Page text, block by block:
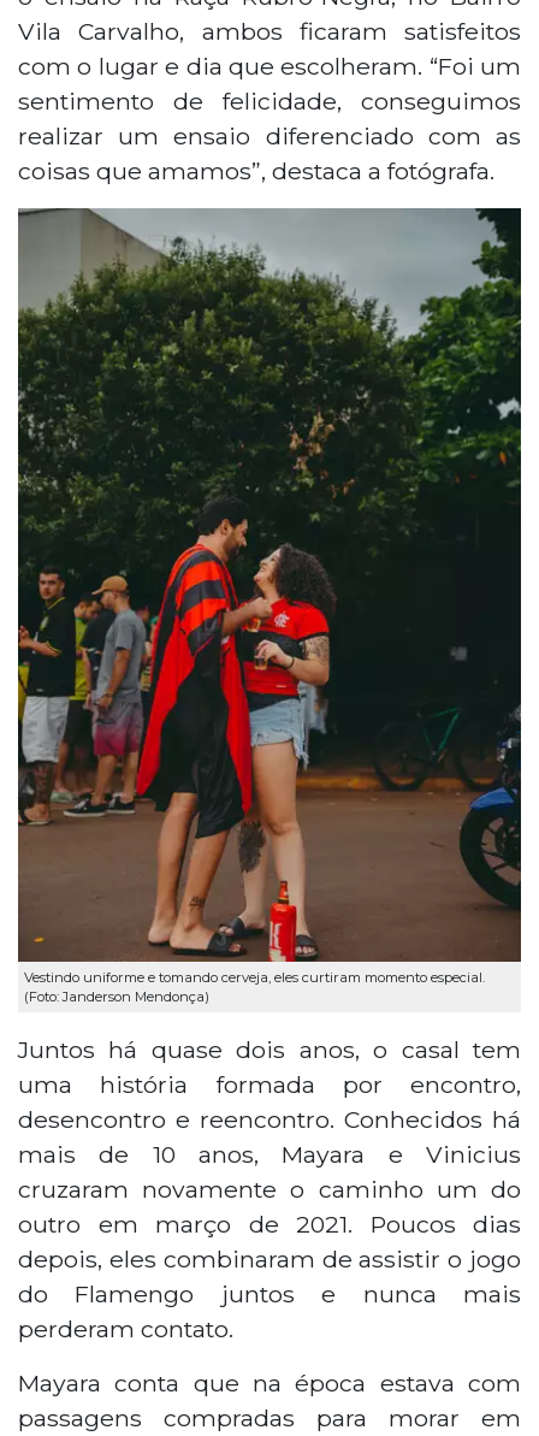
Vila Carvalho, ambos ficaram satisfeitos
com o lugar e dia que escolheram. “Foi um
sentimento de felicidade, conseguimos
realizar um ensaio diferenciado com as
coisas que amamos”, destaca a fotógrafa.
Vestindo uniforme e tomando cerveja, eles curtiram momento especial.
(Foto: Janderson Mendonça)
Juntos há quase dois anos, o casal tem
uma história formada por encontro,
desencontro e reencontro. Conhecidos há
mais de 10 anos, Mayara e Vinicius
cruzaram novamente o caminho um do
outro em março de 2021. Poucos dias
depois, eles combinaram de assistir o jogo
do Flamengo juntos e nunca mais
perderam contato.
Mayara conta que na época estava com
passagens compradas para morar em